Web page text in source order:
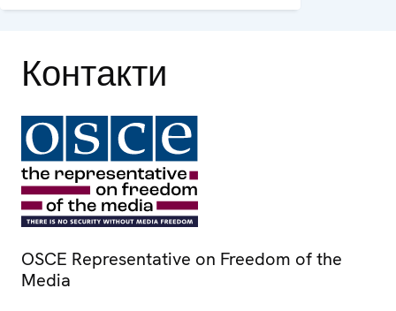
Контакти
OSCE Representative on Freedom of the
Media